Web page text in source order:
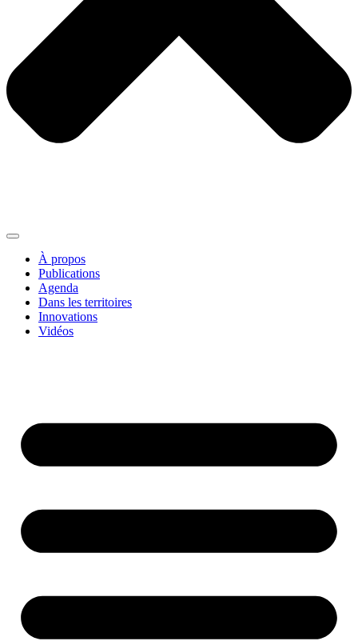
À propos
Publications
Agenda
Dans les territoires
Innovations
Vidéos